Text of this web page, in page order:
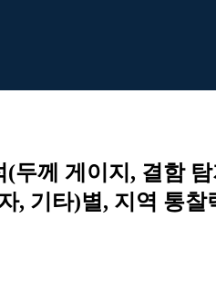
께 게이지, 결함
, 기타)별, 지역 통찰